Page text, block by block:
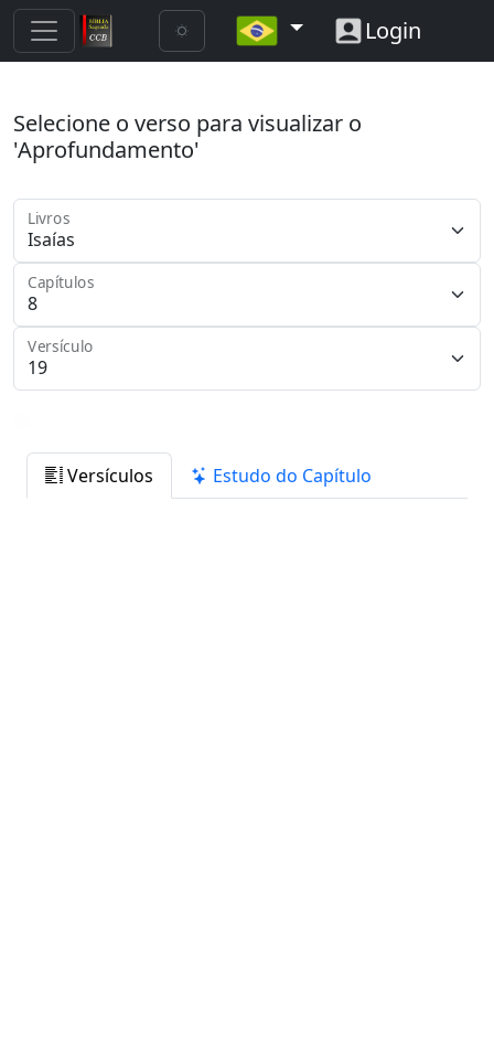
Login
Selecione o verso para visualizar o
'Aprofundamento'
Livros
Capítulos
Versículo
Versículos Estudo do Capítulo